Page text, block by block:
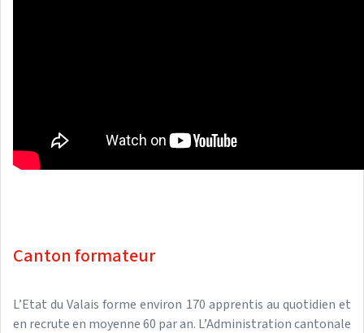
Canton formateur
L’Etat du Valais forme environ 170 apprentis au quotidien et
en recrute en moyenne 60 par an. L’Administration cantonale